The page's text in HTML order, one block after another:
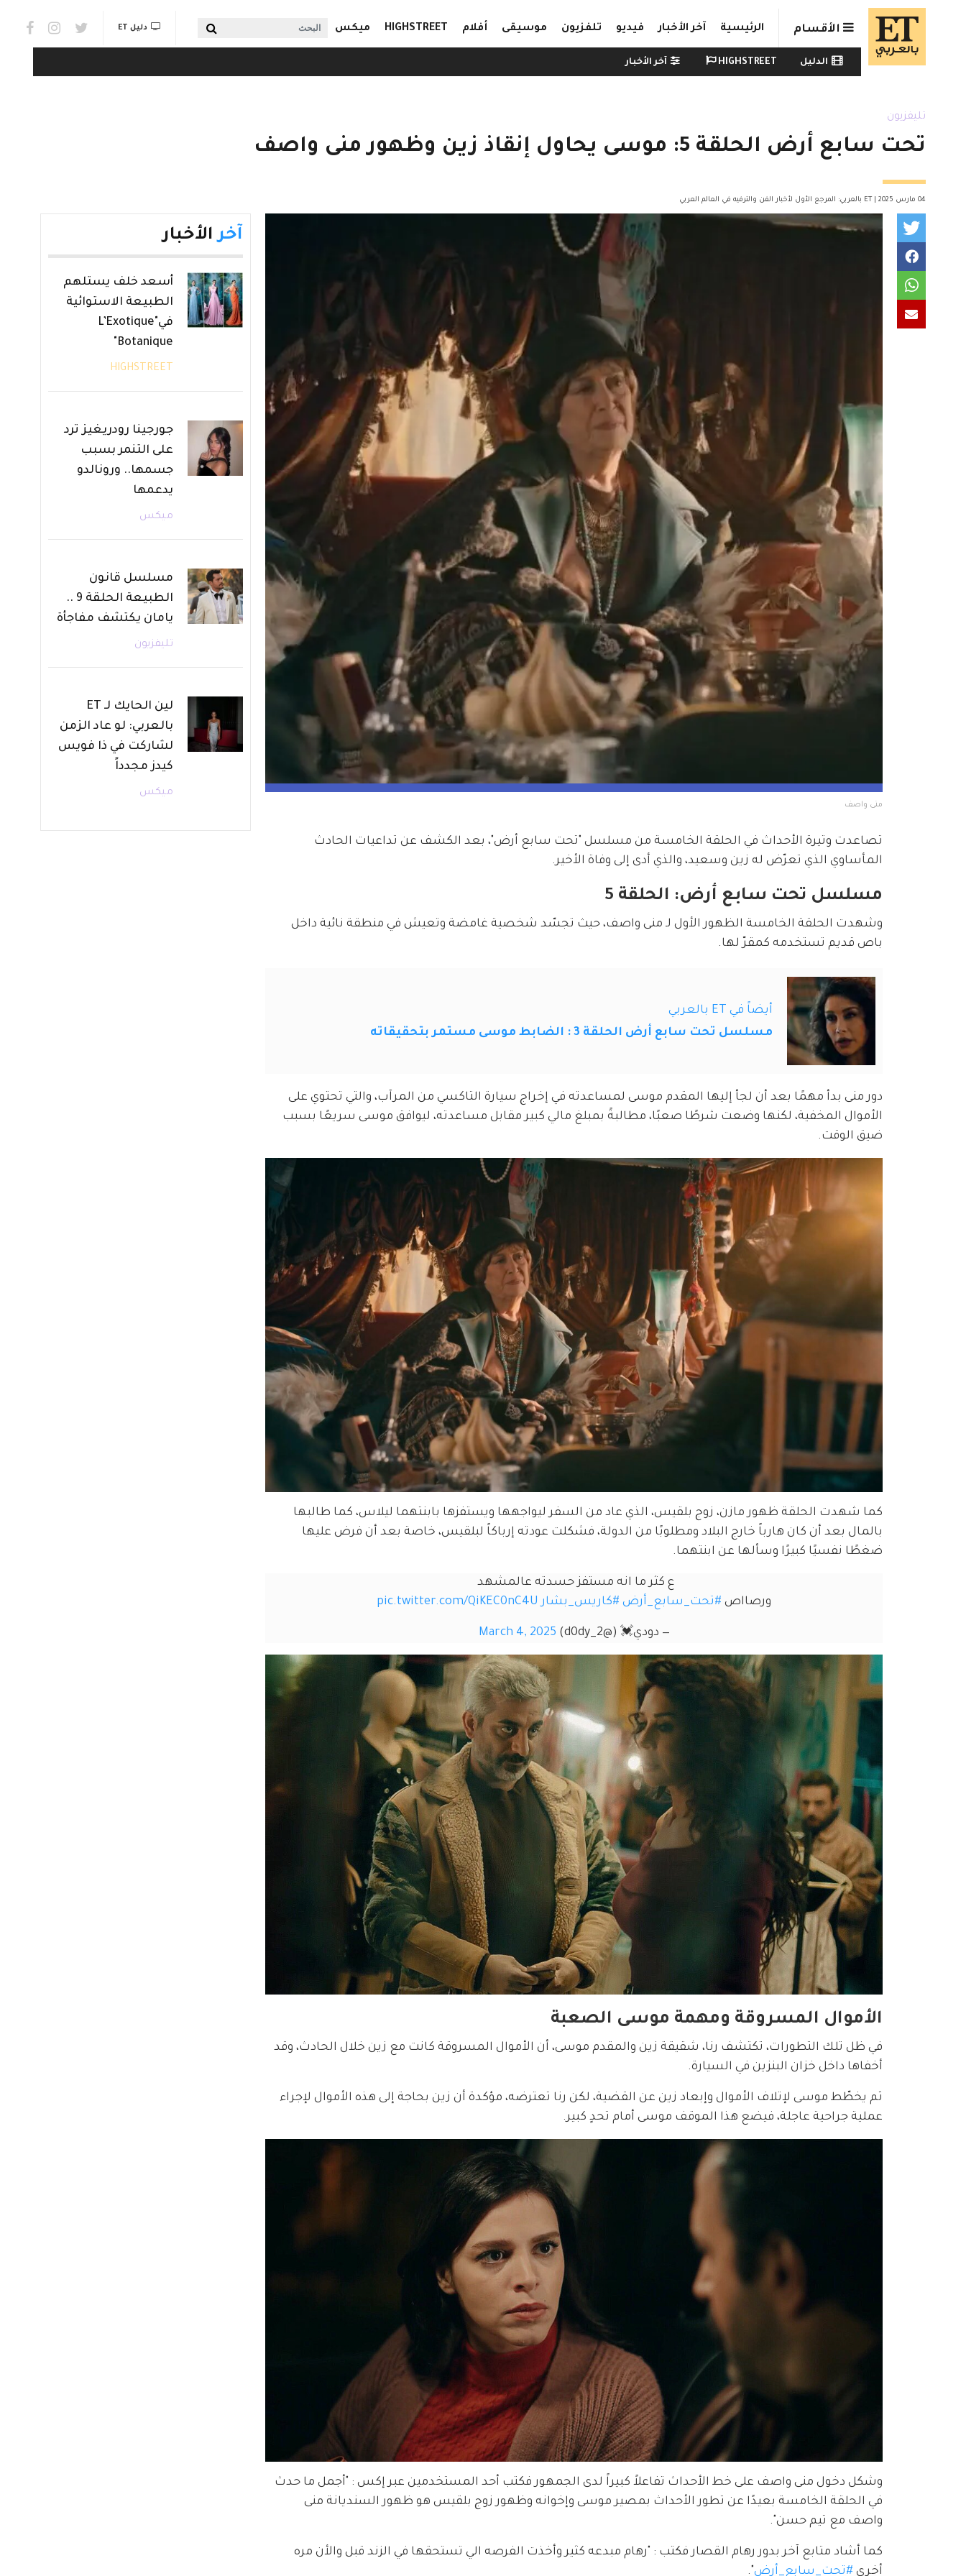
Skip to main content
الأقسام الرئيسية آخر الأخبار فيديو تلفزيون موسيقى أفلام HIGHSTREET ميكس البحث links & Watch
دليل ET
Watch menu
الدليل HIGHSTREET آخر الأخبار
تليفزيون
تحت سابع أرض الحلقة 5: موسى يحاول إنقاذ زين وظهور منى واصف
04 مارس 2025 | ET بالعربي: المرجع الأول لأخبار الفن والترفيه في العالم العربي
منى واصف
تصاعدت وتيرة الأحداث في الحلقة الخامسة من مسلسل "تحت سابع أرض"، بعد الكشف عن تداعيات الحادث
المأساوي الذي تعرّض له زين وسعيد، والذي أدى إلى وفاة الأخير.
مسلسل تحت سابع أرض: الحلقة 5
وشهدت الحلقة الخامسة الظهور الأول لـ منى واصف، حيث تجسّد شخصية غامضة وتعيش في منطقة نائية داخل
باص قديم تستخدمه كمقرّ لها.
أيضاً في ET بالعربي
مسلسل تحت سابع أرض الحلقة 3 : الضابط موسى مستمر بتحقيقاته
دور منى بدأ مهمًا بعد أن لجأ إليها المقدم موسى لمساعدته في إخراج سيارة التاكسي من المرآب، والتي تحتوي على
الأموال المخفية، لكنها وضعت شرطًا صعبًا، مطالبةً بمبلغ مالي كبير مقابل مساعدته، ليوافق موسى سريعًا بسبب
ضيق الوقت.
كما شهدت الحلقة ظهور مازن، زوج بلقيس، الذي عاد من السفر ليواجهها ويستفزها بابنتهما ليلاس، كما طالبها
بالمال بعد أن كان هارباً خارج البلاد ومطلوبًا من الدولة، فشكلت عودته إرباكاً لبلقيس، خاصة بعد أن فرض عليها
ضغطًا نفسيًا كبيرًا وسألها عن ابنتهما.
ع كثر ما انه مستفز حسدته عالمشهد
ورصااص #تحت_سابع_أرض #كاريس_بشار pic.twitter.com/QiKEC0nC4U
— دودي💓 (@d0dy_2) March 4, 2025
الأموال المسروقة ومهمة موسى الصعبة
في ظل تلك التطورات، تكتشف رنا، شقيقة زين والمقدم موسى، أن الأموال المسروقة كانت مع زين خلال الحادث، وقد
أخفاها داخل خزان البنزين في السيارة.
ثم يخطّط موسى لإتلاف الأموال وإبعاد زين عن القضية، لكن رنا تعترضه، مؤكدة أن زين بحاجة إلى هذه الأموال لإجراء
عملية جراحية عاجلة، فيضع هذا الموقف موسى أمام تحدٍ كبير.
وشكل دخول منى واصف على خط الأحداث تفاعلاً كبيراً لدى الجمهور فكتب أحد المستخدمين عبر إكس : "أجمل ما حدث
في الحلقة الخامسة بعيدًا عن تطور الأحداث بمصير موسى وإخوانه وظهور زوج بلقيس هو ظهور السنديانة منى
واصف مع تيم حسن".
كما أشاد متابع آخر بدور رهام القصار فكتب : "رهام مبدعه كثير وأخذت الفرصه الي تستحقها في الزند قبل والأن مره
أخرى #تحت_سابع_أرض".
آخر الأخبار
أسعد خلف يستلهم
الطبيعة الاستوائية
في"L’Exotique
Botanique"
HIGHSTREET
جورجينا رودريغيز ترد
على التنمر بسبب
جسمها.. ورونالدو
يدعمها
ميكس
مسلسل قانون
الطبيعة الحلقة 9 ..
يامان يكتشف مفاجأة
تليفزيون
لين الحايك لـ ET
بالعربي: لو عاد الزمن
لشاركت في ذا فويس
كيدز مجدداً
ميكس